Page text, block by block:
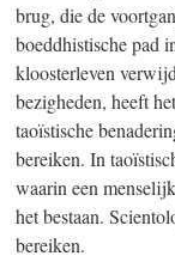
brug, die de
boeddhistische pad
kloosterleven
bezigheden, heeft
taoïstische
bereiken. In
waarin een
het bestaan.
bereiken.